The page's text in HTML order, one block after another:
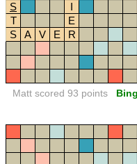
S
I
T
E
S
A V E R
Matt scored 93 points